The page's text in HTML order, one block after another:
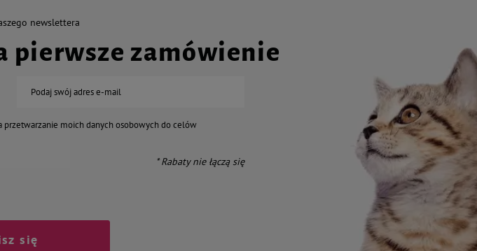
newslettera
pierwsze zamówienie
Podaj swój adres e-mail
moich danych osobowych do celów
* Rabaty nie łączą się
się